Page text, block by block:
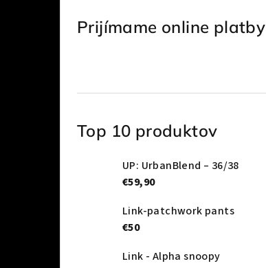
Prijímame online platby
Top 10 produktov
UP: UrbanBlend – 36/38
€59,90
Link-patchwork pants
€50
Link - Alpha snoopy